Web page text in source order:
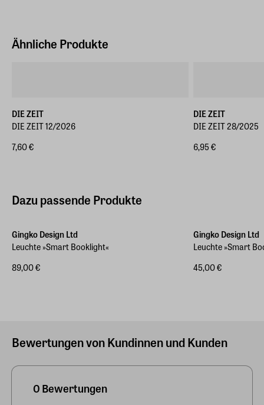
Ähnliche Produkte
DIE ZEIT
DIE ZEIT 12/2026
7,60 €
DIE ZEIT
DIE ZEIT 28/2025
6,95 €
Dazu passende Produkte
Gingko Design Ltd
Leuchte »Smart Booklight«
89,00 €
Gingko Design Ltd
Leuchte »Smart
45,00 €
Bewertungen von Kundinnen und Kunden
0 Bewertungen